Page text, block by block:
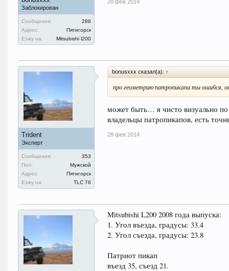
Заблокирован
Сообщения:
288
Адрес:
Пятигорск
Езжу на:
Mitsubishi l200
28 фев 2014
Trident
Эксперт
Сообщения:
353
Пол:
Мужской
Адрес:
Пятигорск
Езжу на:
TLC 76
bonusxxx сказал(а): ↑
про геометрию патропикапа ты ошибся,
может быть… я чисто визуально
владельцы патропикапов, есть
28 фев 2014
Mitsubishi L200 2008 года выпуска:
1. Угол въезда, градусы: 33.4
2. Угол съезда, градусы: 23.8
Патриот пикап
въезд 35, съезд 21.